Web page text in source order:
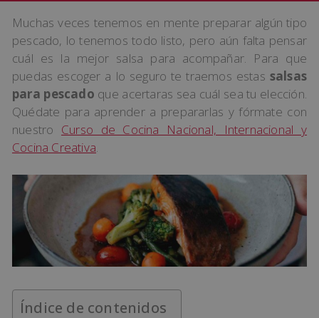
Muchas veces tenemos en mente preparar algún tipo
pescado, lo tenemos todo listo, pero aún falta pensar
cuál es la mejor salsa para acompañar. Para que
puedas escoger a lo seguro te traemos estas salsas
para pescado que acertaras sea cuál sea tu elección.
Quédate para aprender a prepararlas y fórmate con
nuestro Curso de Cocina Nacional, Internacional y
Cocina Creativa.
Índice de contenidos